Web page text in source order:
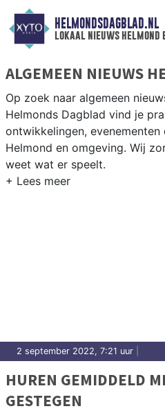
HELMONDSDAGBLAD.NL
lokaal nieuws helmond
ALGEMEEN NIEUWS
Op zoek naar algemeen
Helmonds Dagblad vind je
ontwikkelingen,
Helmond en omgeving. Wij
weet wat er speelt.
2 september 2022, 7:21 uur
HUREN GEMIDDELD
GESTEGEN